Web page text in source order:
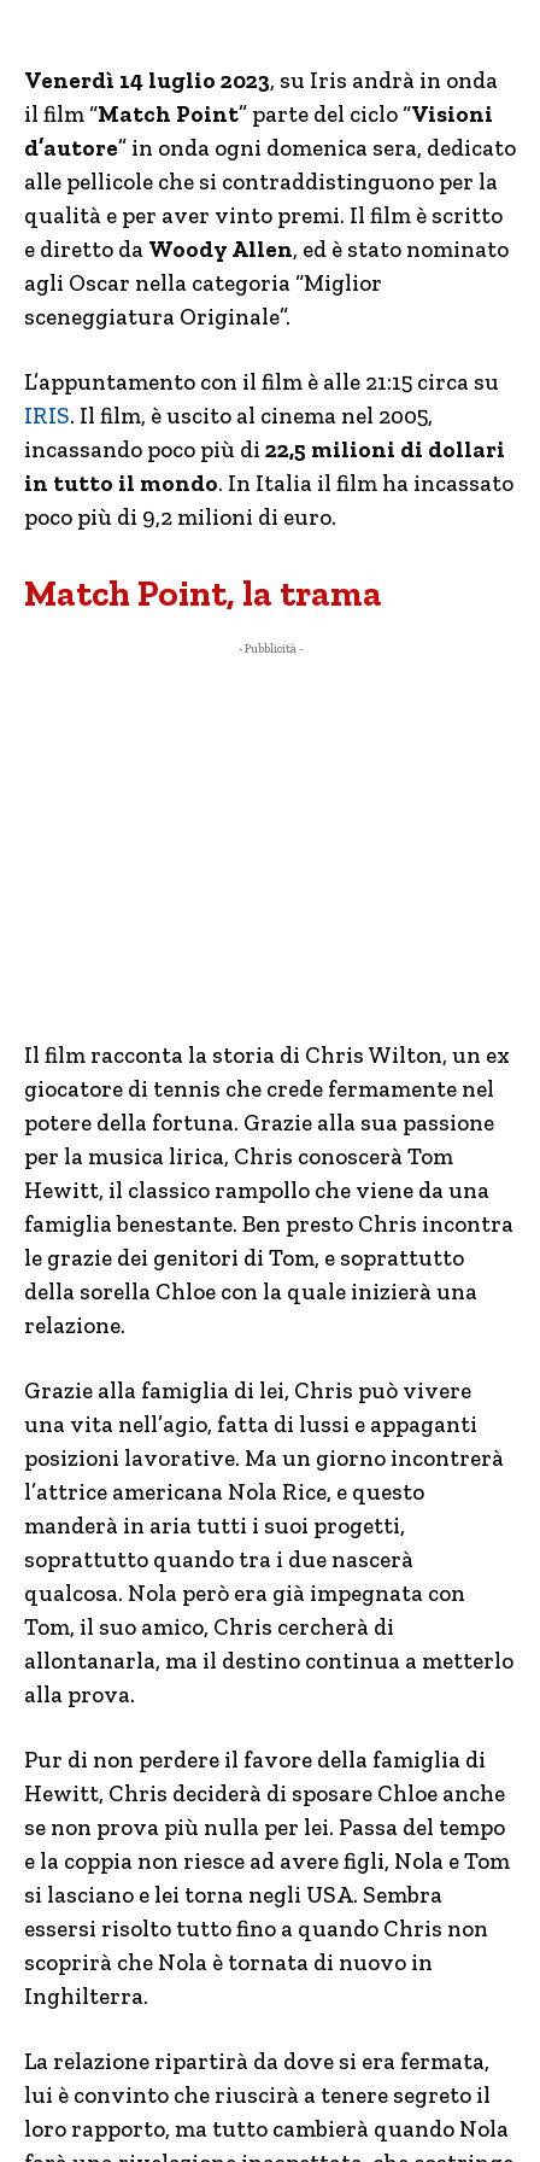
Venerdì 14 luglio 2023, su Iris andrà in onda
il film “Match Point” parte del ciclo “Visioni
d’autore” in onda ogni domenica sera, dedicato
alle pellicole che si contraddistinguono per la
qualità e per aver vinto premi. Il film è scritto
e diretto da Woody Allen, ed è stato nominato
agli Oscar nella categoria “Miglior
sceneggiatura Originale”.
L’appuntamento con il film è alle 21:15 circa su
IRIS. Il film, è uscito al cinema nel 2005,
incassando poco più di 22,5 milioni di dollari
in tutto il mondo. In Italia il film ha incassato
poco più di 9,2 milioni di euro.
Match Point, la trama
- Pubblicità -
Il film racconta la storia di Chris Wilton, un ex
giocatore di tennis che crede fermamente nel
potere della fortuna. Grazie alla sua passione
per la musica lirica, Chris conoscerà Tom
Hewitt, il classico rampollo che viene da una
famiglia benestante. Ben presto Chris incontra
le grazie dei genitori di Tom, e soprattutto
della sorella Chloe con la quale inizierà una
relazione.
Grazie alla famiglia di lei, Chris può vivere
una vita nell’agio, fatta di lussi e appaganti
posizioni lavorative. Ma un giorno incontrerà
l’attrice americana Nola Rice, e questo
manderà in aria tutti i suoi progetti,
soprattutto quando tra i due nascerà
qualcosa. Nola però era già impegnata con
Tom, il suo amico, Chris cercherà di
allontanarla, ma il destino continua a metterlo
alla prova.
Pur di non perdere il favore della famiglia di
Hewitt, Chris deciderà di sposare Chloe anche
se non prova più nulla per lei. Passa del tempo
e la coppia non riesce ad avere figli, Nola e Tom
si lasciano e lei torna negli USA. Sembra
essersi risolto tutto fino a quando Chris non
scoprirà che Nola è tornata di nuovo in
Inghilterra.
La relazione ripartirà da dove si era fermata,
lui è convinto che riuscirà a tenere segreto il
loro rapporto, ma tutto cambierà quando Nola